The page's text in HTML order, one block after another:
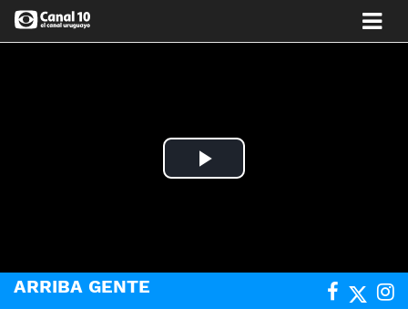
Play
ARRIBA GENTE